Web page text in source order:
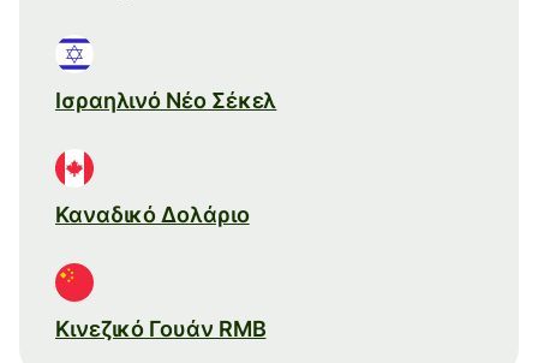
Ισραηλινό Νέο Σέκελ
Καναδικό Δολάριο
Κινεζικό Γουάν RMB